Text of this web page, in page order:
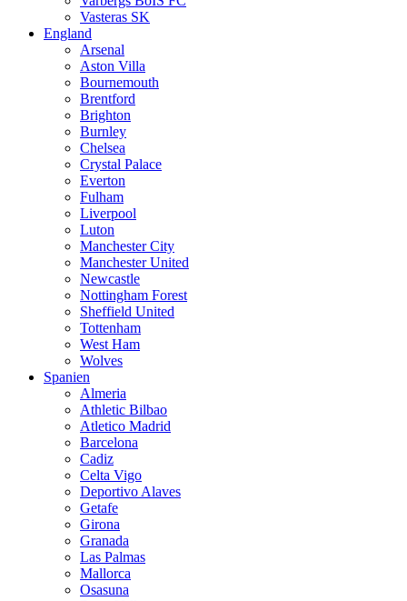
Vasteras SK
England
Arsenal
Aston Villa
Bournemouth
Brentford
Brighton
Burnley
Chelsea
Crystal Palace
Everton
Fulham
Liverpool
Luton
Manchester City
Manchester United
Newcastle
Nottingham Forest
Sheffield United
Tottenham
West Ham
Wolves
Spanien
Almeria
Athletic Bilbao
Atletico Madrid
Barcelona
Cadiz
Celta Vigo
Deportivo Alaves
Getafe
Girona
Granada
Las Palmas
Mallorca
Osasuna